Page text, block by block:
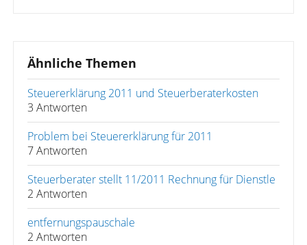
Ähnliche Themen
Steuererklärung 2011 und Steuerberaterkosten
3 Antworten
Problem bei Steuererklärung für 2011
7 Antworten
Steuerberater stellt 11/2011 Rechnung für Dienstle
2 Antworten
entfernungspauschale
2 Antworten